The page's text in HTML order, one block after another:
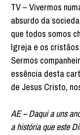
TV – Vivermos
absurdo da
que todos somos
Igreja e os
Sermos
essência desta
de Jesus Cristo,
AE – Daqui a uns
a história que este